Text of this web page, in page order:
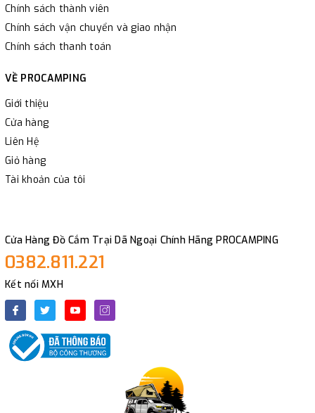
Chính sách thành viên
Chính sách vận chuyển và giao nhận
Chính sách thanh toán
VỀ PROCAMPING
Giới thiệu
Cửa hàng
Liên Hệ
Giỏ hàng
Tài khoản của tôi
Cửa Hàng Đồ Cắm Trại Dã Ngoại Chính Hãng PROCAMPING
0382.811.221
Kết nối MXH